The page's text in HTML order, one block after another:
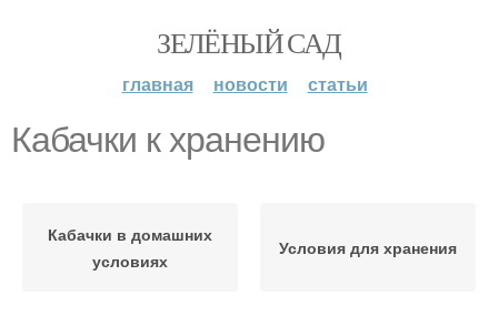
ЗЕЛЁНЫЙ САД
главная новости статьи
Кабачки к хранению
Кабачки в домашних
условиях
Условия для хранения